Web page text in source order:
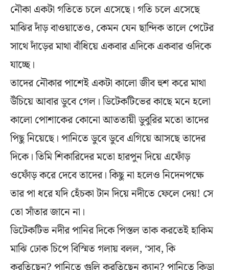
নৌকা একটা গতিতে চলে এসেছে। গতি চলে এসেছে
মাঝির দাঁড় বাওয়াতেও, কেমন যেন ছান্দিক তালে পেটের
সাথে দাঁড়ের মাথা বাঁধিয়ে একবার এদিকে একবার ওদিকে
যাচ্ছে।
তাদের নৌকার পাশেই একটা কালো জীব হুশ করে মাথা
উঁচিয়ে আবার ডুবে গেল। ডিটেকটিভের কাছে মনে হলো
কালো পোশাকের কোনো আততায়ী ডুবুরির মতো তাদের
পিছু নিয়েছে। পানিতে ডুবে ডুবে এগিয়ে আসছে তাদের
দিকে। তিমি শিকারিদের মতো হারপুন দিয়ে এফোঁড়
ওফোঁড় করে দেবে তাদের। কিছু না হলেও নিদেনপক্ষে
তার পা ধরে যদি হেঁচকা টান দিয়ে নদীতে ফেলে দেয়! সে
তো সাঁতার জানে না।
ডিটেকটিভ নদীর পানির দিকে পিস্তল তাক করতেই হাকিম
মাঝি ঢোক চিপে বিস্মিত গলায় বলল, ‘সাব, কি